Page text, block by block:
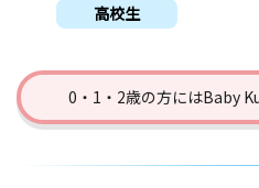
高校生
0・1・2歳の方にはBaby